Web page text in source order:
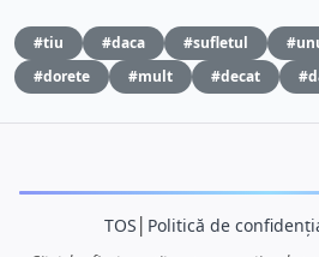
#tiu #daca #sufletul
#dorete
#mult #decat
TOS Politică de